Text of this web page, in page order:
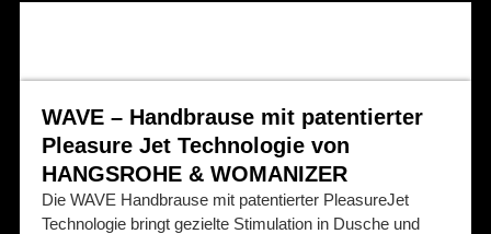
WAVE – Handbrause mit patentierter
Pleasure Jet Technologie von
HANGSROHE & WOMANIZER
Die WAVE Handbrause mit patentierter PleasureJet
Technologie bringt gezielte Stimulation in Dusche und